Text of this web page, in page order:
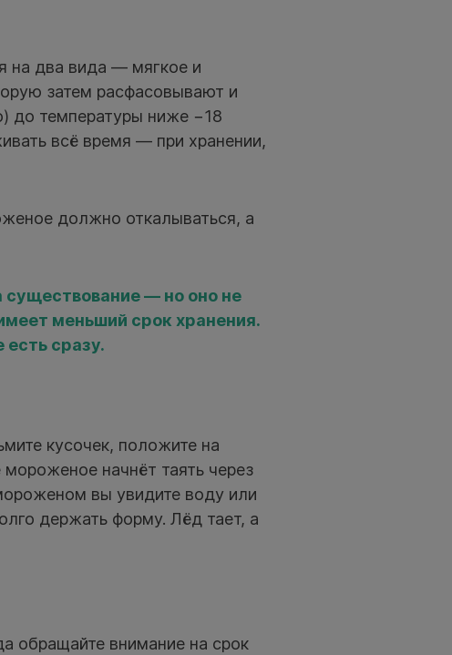
на два вида — мягкое и
затем расфасовывают и
до температуры ниже −18
всё время — при хранении,
должно откалываться, а
— но оно не
меньший срок хранения.
сразу.
кусочек, положите на
начнёт таять через
вы увидите воду или
держать форму. Лёд тает, а
обращайте внимание на срок